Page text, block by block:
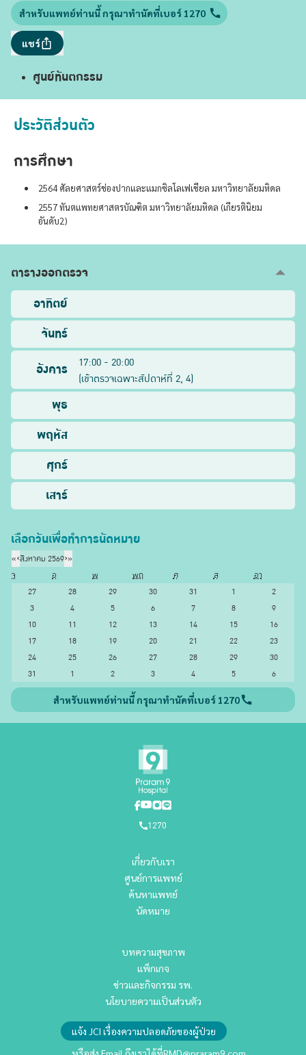
สำหรับแพทย์ท่านนี้ กรุณาทำนัดที่เบอร์ 1270
แชร์
ศูนย์ทันตกรรม
ประวัติส่วนตัว
การศึกษา
2564 ศัลยศาสตร์ช่องปากและแมกซิลโลเฟเชียล มหาวิทยาลัยมหิดล
2557 ทันตแพทยศาสตรบัณฑิต มหาวิทยาลัยมหิดล (เกียรตินิยม
อันดับ2)
ตารางออกตรวจ
อาทิตย์
จันทร์
อังคาร
17:00 - 20:00
(เข้าตรวจเฉพาะสัปดาห์ที่ 2, 4)
พุธ
พฤหัส
ศุกร์
เสาร์
เลือกวันเพื่อทำการนัดหมาย
«‹สิงหาคม 2569›»
จ
อ พ พฤ ศ ส
อา
27
28 29 30 31 1
2
3
4 5 6 7 8
9
10
11 12 13 14 15
16
17
18 19 20 21 22
23
24
25 26 27 28 29
30
31
1 2 3 4 5 6
สำหรับแพทย์ท่านนี้ กรุณาทำนัดที่เบอร์ 1270
1270
เกี่ยวกับเรา
ศูนย์การแพทย์
ค้นหาแพทย์
นัดหมาย
บทความสุขภาพ
แพ็กเกจ
ข่าวและกิจกรรม รพ.
นโยบายความเป็นส่วนตัว
แจ้ง JCI เรื่องความปลอดภัยของผู้ป่วย